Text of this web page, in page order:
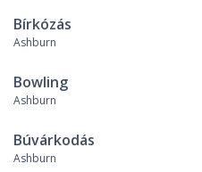
Bírkózás
Ashburn
Bowling
Ashburn
Búvárkodás
Ashburn